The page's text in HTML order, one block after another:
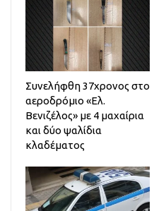
Συνελήφθη 37χρονος στο
αεροδρόμιο «Ελ.
Βενιζέλος» με 4 μαχαίρια
και δύο ψαλίδια
κλαδέματος